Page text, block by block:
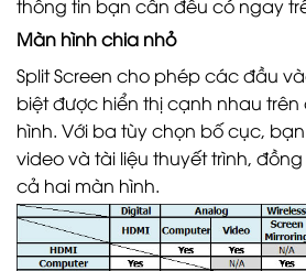
thông tin bạn cần đều có ngay
Màn hình chia nhỏ
Split Screen cho phép các đầu
biệt được hiển thị cạnh nhau
hình. Với ba tùy chọn bố cục,
video và tài liệu thuyết trình,
cả hai màn hình.